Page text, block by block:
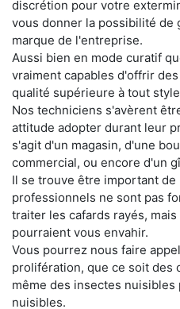
discrétion pour votre
vous donner la possibilité de
marque de l'entreprise.
Aussi bien en mode curatif
vraiment capables d'offrir
qualité supérieure à tout
Nos techniciens s'avèrent
attitude adopter durant leur
s'agit d'un magasin, d'une
commercial, ou encore d'un
Il se trouve être important de
professionnels ne sont pas
traiter les cafards rayés,
pourraient vous envahir.
Vous pourrez nous faire
prolifération, que ce soit des
même des insectes nuisibles
nuisibles.